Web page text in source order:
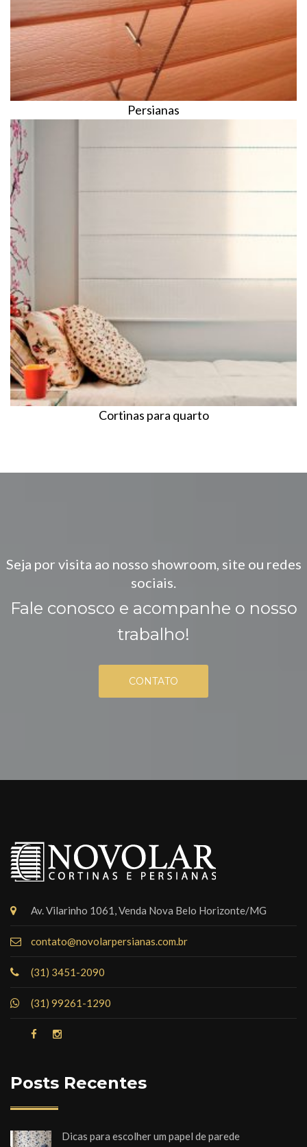
Persianas
Cortinas para quarto
Seja por visita ao nosso showroom, site ou redes
sociais.
Fale conosco e acompanhe o nosso
trabalho!
CONTATO
Av. Vilarinho 1061, Venda Nova Belo Horizonte/MG
contato@novolarpersianas.com.br
(31) 3451-2090
(31) 99261-1290
Posts Recentes
Dicas para escolher um papel de parede